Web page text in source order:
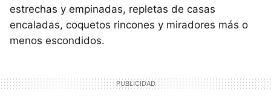
estrechas y empinadas, repletas de casas
encaladas, coquetos rincones y miradores más o
menos escondidos.